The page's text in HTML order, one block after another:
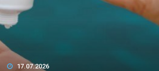
17.07.2026